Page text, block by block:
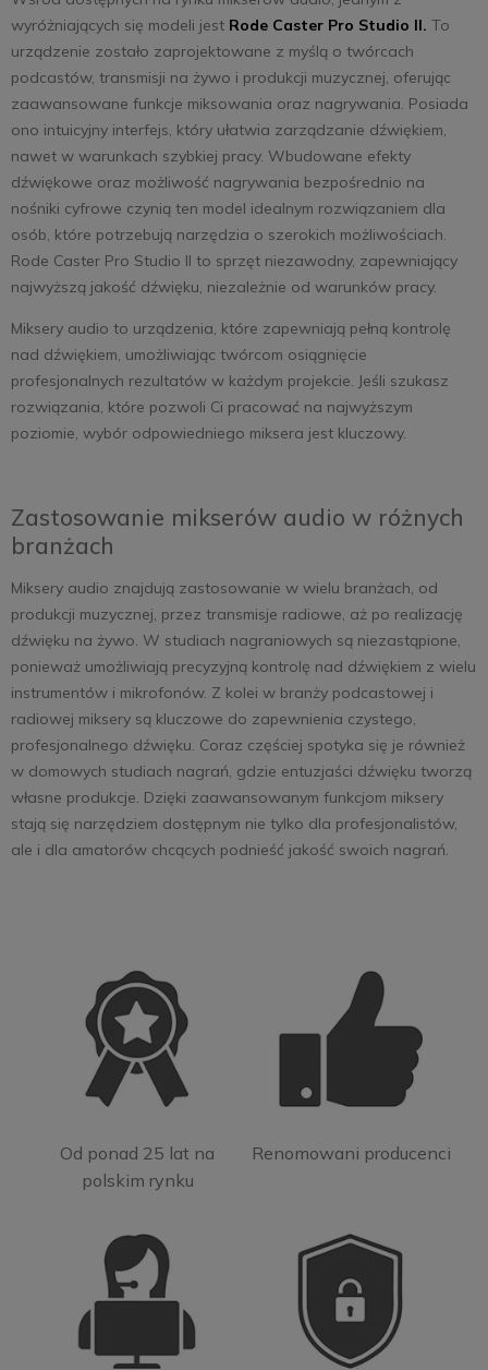
wyróżniających się modeli jest Rode Caster Pro Studio II. To
urządzenie zostało zaprojektowane z myślą o twórcach
podcastów, transmisji na żywo i produkcji muzycznej, oferując
zaawansowane funkcje miksowania oraz nagrywania. Posiada
ono intuicyjny interfejs, który ułatwia zarządzanie dźwiękiem,
nawet w warunkach szybkiej pracy. Wbudowane efekty
dźwiękowe oraz możliwość nagrywania bezpośrednio na
nośniki cyfrowe czynią ten model idealnym rozwiązaniem dla
osób, które potrzebują narzędzia o szerokich możliwościach.
Rode Caster Pro Studio II to sprzęt niezawodny, zapewniający
najwyższą jakość dźwięku, niezależnie od warunków pracy.
Miksery audio to urządzenia, które zapewniają pełną kontrolę
nad dźwiękiem, umożliwiając twórcom osiągnięcie
profesjonalnych rezultatów w każdym projekcie. Jeśli szukasz
rozwiązania, które pozwoli Ci pracować na najwyższym
poziomie, wybór odpowiedniego miksera jest kluczowy.
Zastosowanie mikserów audio w różnych
branżach
Miksery audio znajdują zastosowanie w wielu branżach, od
produkcji muzycznej, przez transmisje radiowe, aż po realizację
dźwięku na żywo. W studiach nagraniowych są niezastąpione,
ponieważ umożliwiają precyzyjną kontrolę nad dźwiękiem z wielu
instrumentów i mikrofonów. Z kolei w branży podcastowej i
radiowej miksery są kluczowe do zapewnienia czystego,
profesjonalnego dźwięku. Coraz częściej spotyka się je również
w domowych studiach nagrań, gdzie entuzjaści dźwięku tworzą
własne produkcje. Dzięki zaawansowanym funkcjom miksery
stają się narzędziem dostępnym nie tylko dla profesjonalistów,
ale i dla amatorów chcących podnieść jakość swoich nagrań.
Od ponad 25 lat na
polskim rynku
Renomowani producenci